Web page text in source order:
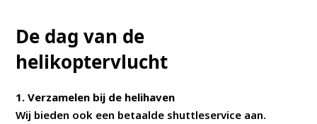
De dag van de
helikoptervlucht
1. Verzamelen bij de helihaven
Wij bieden ook een betaalde shuttleservice aan.